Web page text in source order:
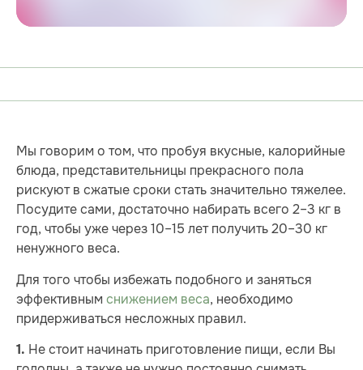
Мы говорим о том, что пробуя вкусные, калорийные
блюда, представительницы прекрасного пола
рискуют в сжатые сроки стать значительно тяжелее.
Посудите сами, достаточно набирать всего 2–3 кг в
год, чтобы уже через 10–15 лет получить 20–30 кг
ненужного веса.
Для того чтобы избежать подобного и заняться
эффективным снижением веса, необходимо
придерживаться несложных правил.
1. Не стоит начинать приготовление пищи, если Вы